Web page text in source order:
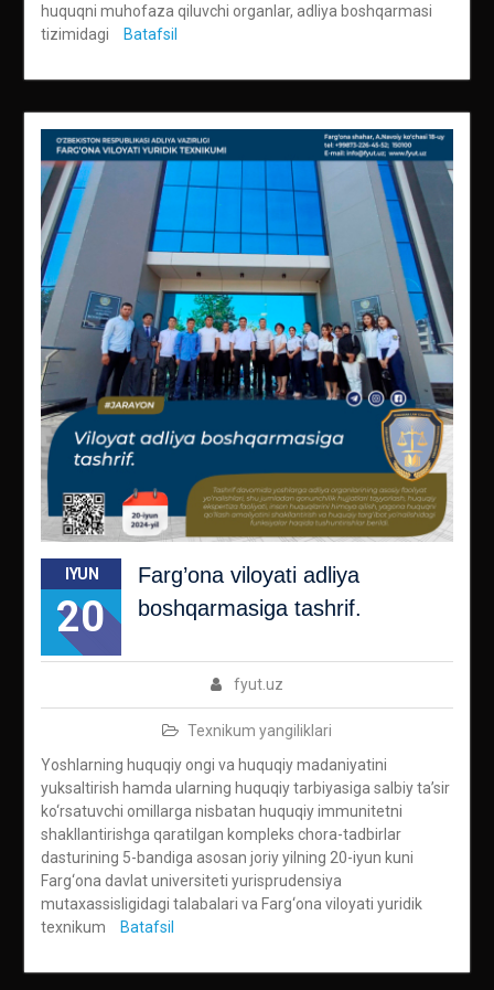
huquqni muhofaza qiluvchi organlar, adliya boshqarmasi
tizimidagi
Batafsil
IYUN
20
Farg’ona viloyati adliya
boshqarmasiga tashrif.
fyut.uz
Texnikum yangiliklari
Yoshlarning huquqiy ongi va huquqiy madaniyatini
yuksaltirish hamda ularning huquqiy tarbiyasiga salbiy ta’sir
ko‘rsatuvchi omillarga nisbatan huquqiy immunitetni
shakllantirishga qaratilgan kompleks chora-tadbirlar
dasturining 5-bandiga asosan joriy yilning 20-iyun kuni
Farg‘ona davlat universiteti yurisprudensiya
mutaxassisligidagi talabalari va Farg‘ona viloyati yuridik
texnikum
Batafsil